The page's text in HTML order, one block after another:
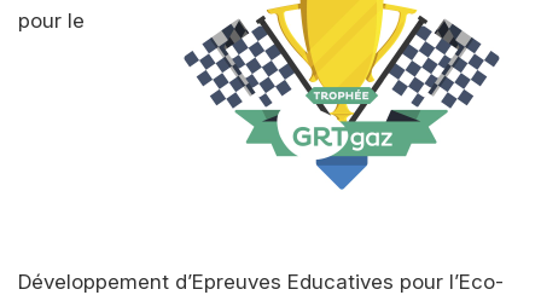
pour le
Développement d’Epreuves Educatives pour l’Eco-